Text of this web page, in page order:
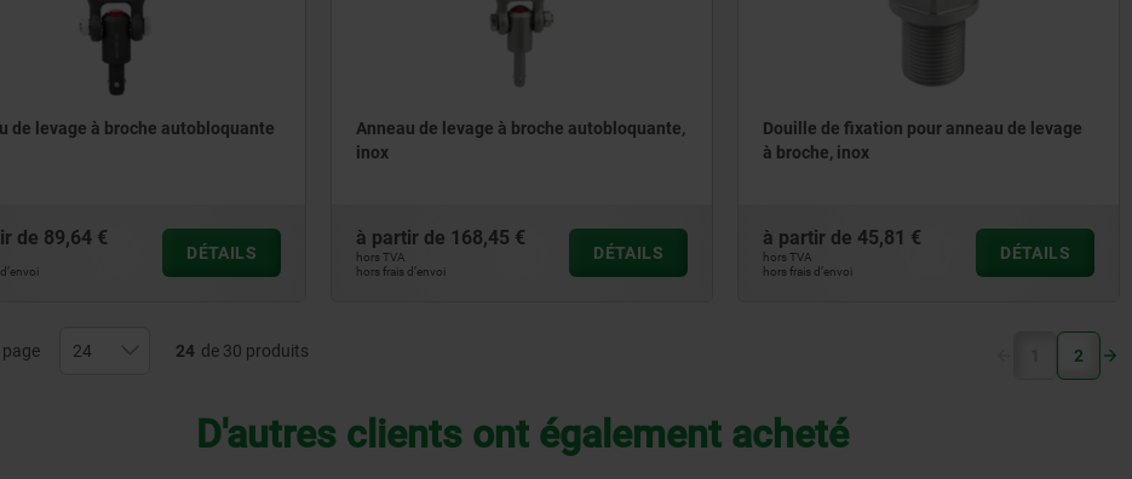
de levage à broche autobloquante
de 89,64 €
DÉTAILS
Anneau de levage à broche autobloquante,
inox
à partir de 168,45 €
hors TVA
hors frais d’envoi
DÉTAILS
Douille de fixation pour anneau de levage
à broche, inox
à partir de 45,81 €
hors TVA
hors frais d’envoi
DÉTAILS
24 de 30 produits 1 (current)
2
D'autres clients ont également acheté